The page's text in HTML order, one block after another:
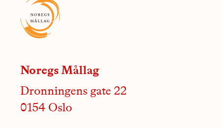
Noregs Mållag
Dronningens gate 22
0154 Oslo